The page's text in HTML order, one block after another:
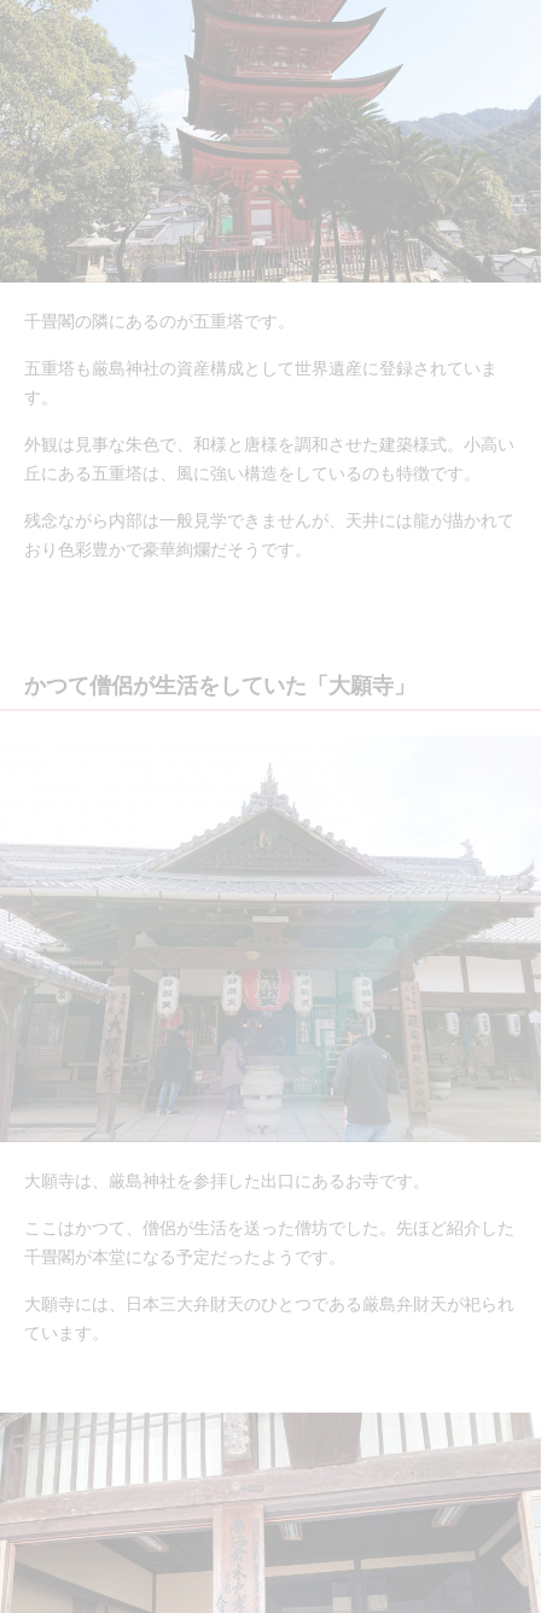
千畳閣の隣にあるのが五重塔です。
五重塔も厳島神社の資産構成として世界遺産に登録されていま
す。
外観は見事な朱色で、和様と唐様を調和させた建築様式。小高い
丘にある五重塔は、風に強い構造をしているのも特徴です。
残念ながら内部は一般見学できませんが、天井には龍が描かれて
おり色彩豊かで豪華絢爛だそうです。
かつて僧侶が生活をしていた「大願寺」
大願寺は、厳島神社を参拝した出口にあるお寺です。
ここはかつて、僧侶が生活を送った僧坊でした。先ほど紹介した
千畳閣が本堂になる予定だったようです。
大願寺には、日本三大弁財天のひとつである厳島弁財天が祀られ
ています。